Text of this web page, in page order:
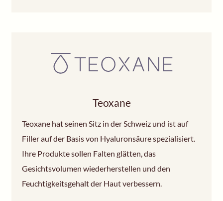
Teoxane
Teoxane hat seinen Sitz in der Schweiz und ist auf
Filler auf der Basis von Hyaluronsäure spezialisiert.
Ihre Produkte sollen Falten glätten, das
Gesichtsvolumen wiederherstellen und den
Feuchtigkeitsgehalt der Haut verbessern.